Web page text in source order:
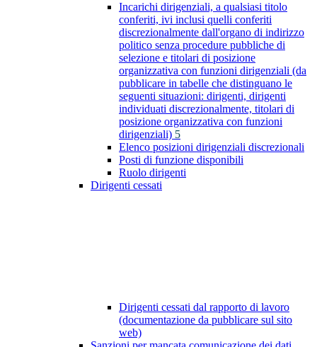
Incarichi dirigenziali, a qualsiasi titolo
conferiti, ivi inclusi quelli conferiti
discrezionalmente dall'organo di indirizzo
politico senza procedure pubbliche di
selezione e titolari di posizione
organizzativa con funzioni dirigenziali (da
pubblicare in tabelle che distinguano le
seguenti situazioni: dirigenti, dirigenti
individuati discrezionalmente, titolari di
posizione organizzativa con funzioni
dirigenziali) 5
Elenco posizioni dirigenziali discrezionali
Posti di funzione disponibili
Ruolo dirigenti
Dirigenti cessati
Dirigenti cessati dal rapporto di lavoro
(documentazione da pubblicare sul sito
web)